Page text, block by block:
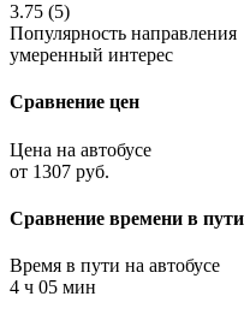
3.75 (5)
Популярность направления
умеренный интерес
Сравнение цен
Цена на автобусе
от 1307 руб.
Сравнение времени в пути
Время в пути на автобусе
4 ч 05 мин